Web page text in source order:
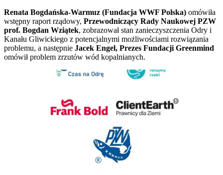
Renata Bogdańska-Warmuz (Fundacja WWF Polska) omówiła
wstępny raport rządowy, Przewodniczący Rady Naukowej PZW
prof. Bogdan Wziątek, zobrazował stan zanieczyszczenia Odry i
Kanału Gliwickiego z potencjalnymi możliwościami rozwiązania
problemu, a następnie Jacek Engel, Prezes Fundacji Greenmind
omówił problem zrzutów wód kopalnianych.